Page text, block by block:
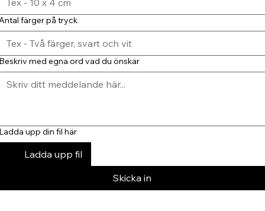
färger på tryck
med egna ord vad du önskar
upp din fil här
Ladda upp fil
Skicka in